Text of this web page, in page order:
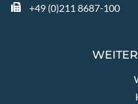
+49 (0)211 8687-100